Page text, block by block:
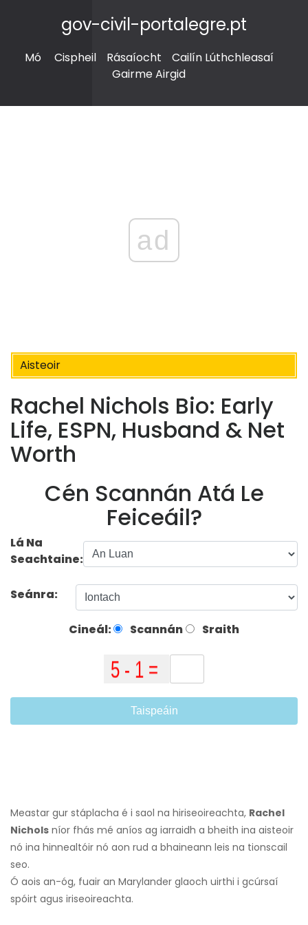
gov-civil-portalegre.pt
Mó Cispheil Rásaíocht
Cailín Lúthchleasaí
Gairme Airgid
ad
Aisteoir
Rachel Nichols Bio: Early
Life, ESPN, Husband & Net
Worth
Cén Scannán Atá Le
Feiceáil?
Lá Na
Seachtaine:
Seánra:
Cineál: Scannán Sraith
Taispeáin
Meastar gur stáplacha é i saol na hiriseoireachta, Rachel
Nichols níor fhás mé aníos ag iarraidh a bheith ina aisteoir
nó ina hinnealtóir nó aon rud a bhaineann leis na tionscail
seo.
Ó aois an-óg, fuair an Marylander glaoch uirthi i gcúrsaí
spóirt agus iriseoireachta.